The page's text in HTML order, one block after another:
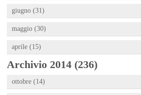
giugno (31)
maggio (30)
aprile (15)
Archivio 2014 (236)
ottobre (14)